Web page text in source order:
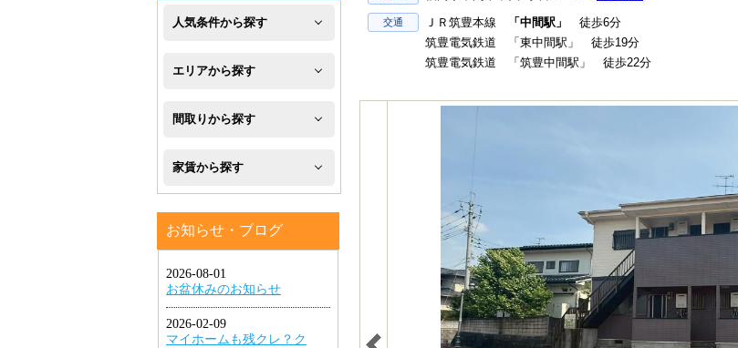
交通 ＪＲ筑豊本線 「中間駅」
徒歩6分
筑豊電気鉄道 「東中間駅」 徒歩19分
筑豊電気鉄道 「筑豊中間駅」 徒歩22分
人気条件から探す
新
ロ
ー
リ
グ
エ
エリアから探す
八
西
幡
東
区
間取りから探す
1R・
1K・
1DK・
2K・
2DK・
家賃から探す
４
万
円
以
下
お知らせ・ブログ